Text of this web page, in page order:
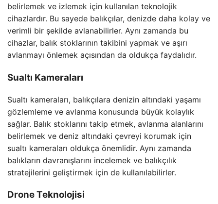
belirlemek ve izlemek için kullanılan teknolojik
cihazlardır. Bu sayede balıkçılar, denizde daha kolay ve
verimli bir şekilde avlanabilirler. Aynı zamanda bu
cihazlar, balık stoklarının takibini yapmak ve aşırı
avlanmayı önlemek açısından da oldukça faydalıdır.
Sualtı Kameraları
Sualtı kameraları, balıkçılara denizin altındaki yaşamı
gözlemleme ve avlanma konusunda büyük kolaylık
sağlar. Balık stoklarını takip etmek, avlanma alanlarını
belirlemek ve deniz altındaki çevreyi korumak için
sualtı kameraları oldukça önemlidir. Aynı zamanda
balıkların davranışlarını incelemek ve balıkçılık
stratejilerini geliştirmek için de kullanılabilirler.
Drone Teknolojisi